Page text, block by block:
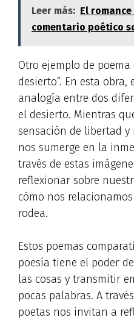
Leer más: El
comentario poético
Otro ejemplo de
desierto”. En esta
analogía entre dos
el desierto. Mientras
sensación de libertad
nos sumerge en la
través de estas
reflexionar sobre
cómo nos
rodea.
Estos poemas
poesía tiene el poder
las cosas y transmitir
pocas palabras. A
poetas nos invitan a